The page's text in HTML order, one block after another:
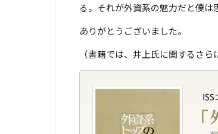
る。それが外資系の魅力だと僕は
ありがとうございました。
（書籍では、井上氏に関するさ